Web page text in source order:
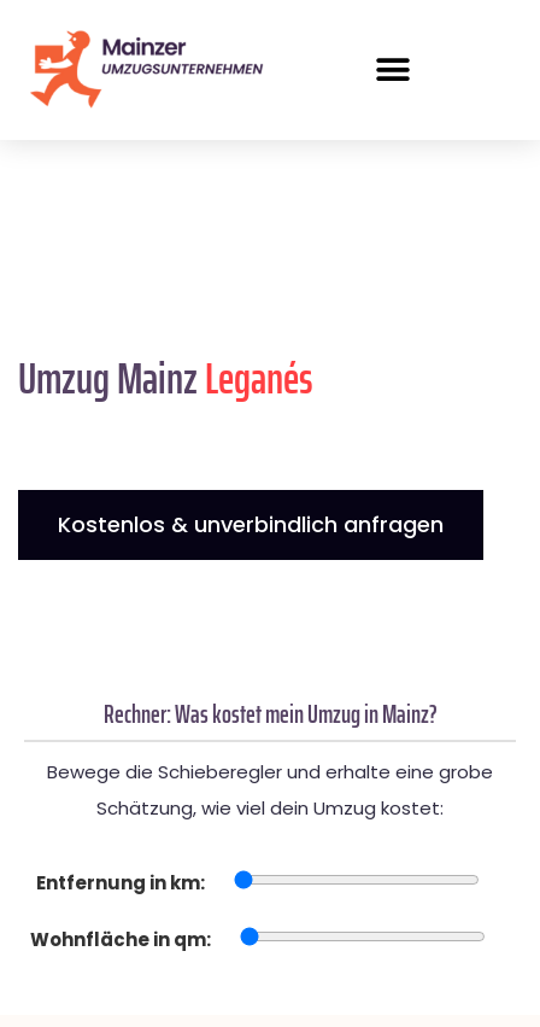
Umzug MainzLeganés
Kostenlos & unverbindlich anfragen
Rechner: Was kostet mein Umzug in Mainz?
Bewege die Schieberegler und erhalte eine grobe
Schätzung, wie viel dein Umzug kostet:
Entfernung in km:
Wohnfläche in qm: